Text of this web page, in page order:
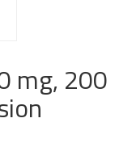
mg, 200